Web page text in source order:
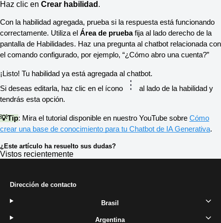
Haz clic en Crear habilidad .
Con la habilidad agregada, prueba si la respuesta está funcionando
correctamente. Utiliza el Área de pruebafija al lado derecho de la
pantalla de Habilidades. Haz una pregunta al chatbot relacionada con
el comando configurado, por ejemplo, “¿Cómo abro una cuenta?”
¡Listo! Tu habilidad ya está agregada al chatbot.
Si deseas editarla, haz clic en el ícono
al lado de la habilidad y
tendrás esta opción.
💡Tip: Mira el tutorial disponible en nuestro YouTube sobre Cómo
crear una base de conocimiento para tu Chatbot de IA Generativa.
¿Este artículo ha resuelto sus dudas?
Vistos recientemente
Dirección de contacto
Brasil
Argentina